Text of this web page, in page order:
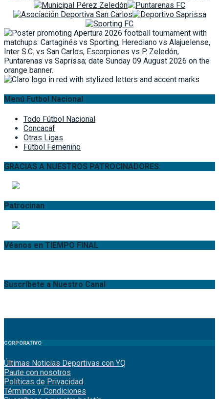
Menú Futbol Nacional
Todo Fútbol Nacional
Concacaf
Otras Ligas
Fútbol Femenino
GRACIAS A NUESTROS PATROCINADORES:
Patrocinan
Véanos en TIEMPO FINAL
Suscríbete a Nuestro Canal
CORPORATIVO
Últimas Noticias Deportivas con YQ
Paute con nosotros
Políticas de Privacidad
Términos y Condiciones